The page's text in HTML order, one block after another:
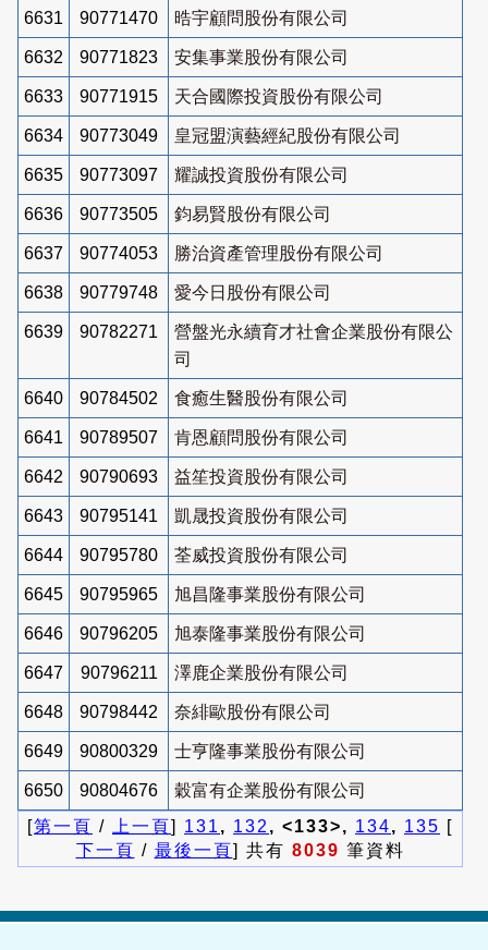
6631 90771470 晧宇顧問股份有限公司
6632 90771823 安集事業股份有限公司
6633 90771915 天合國際投資股份有限公司
6634 90773049 皇冠盟演藝經紀股份有限公司
6635 90773097 耀誠投資股份有限公司
6636 90773505 鈞易賢股份有限公司
6637 90774053 勝治資產管理股份有限公司
6638 90779748 愛今日股份有限公司
6639 90782271
營盤光永續育才社會企業股份有限公
司
6640 90784502 食癒生醫股份有限公司
6641 90789507 肯恩顧問股份有限公司
6642 90790693 益笙投資股份有限公司
6643 90795141 凱晟投資股份有限公司
6644 90795780 荃威投資股份有限公司
6645 90795965 旭昌隆事業股份有限公司
6646 90796205 旭泰隆事業股份有限公司
6647 90796211 澤鹿企業股份有限公司
6648 90798442 奈緋歐股份有限公司
6649 90800329 士亨隆事業股份有限公司
6650 90804676
穀富有企業股份有限公司
[第一頁 / 上一頁] 131 , 132 , <133>, 134, 135 [
下一頁 / 最後一頁] 共有 8039 筆資料